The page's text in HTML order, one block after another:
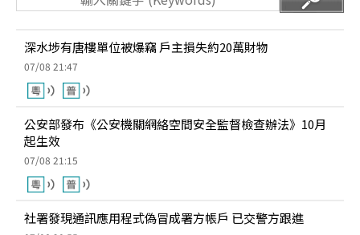
深水埗有唐樓單位被爆竊 戶主損失約20萬財物
07/08 21:47
公安部發布《公安機關網絡空間安全監督檢查辦法》10月
起生效
07/08 21:15
社署發現通訊應用程式偽冒成署方帳戶 已交警方跟進